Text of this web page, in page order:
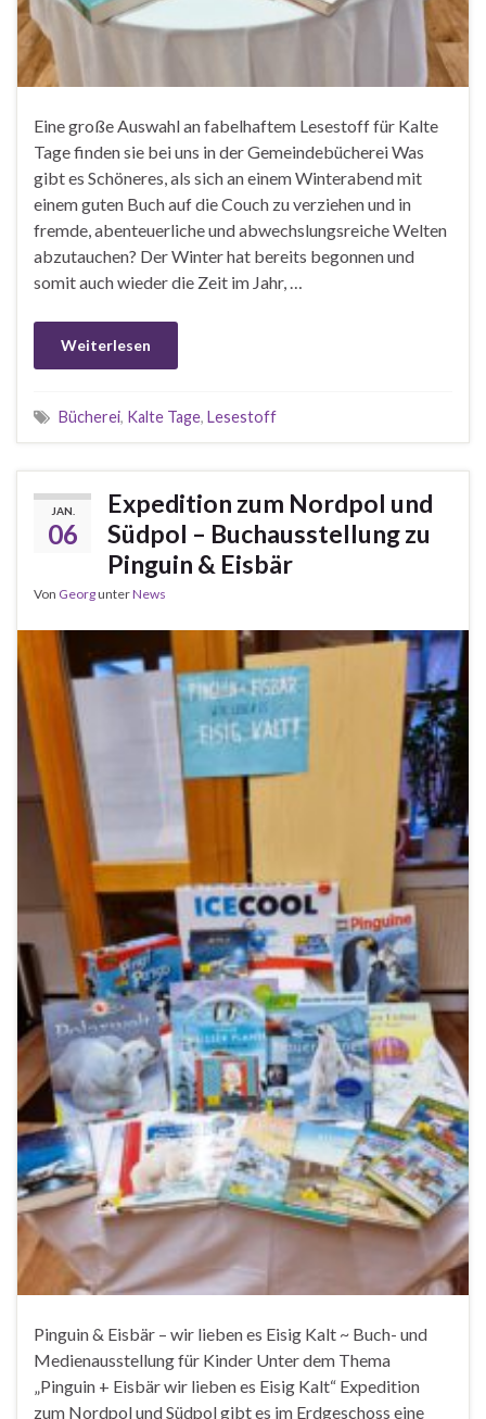
Eine große Auswahl an fabelhaftem Lesestoff für Kalte
Tage finden sie bei uns in der Gemeindebücherei Was
gibt es Schöneres, als sich an einem Winterabend mit
einem guten Buch auf die Couch zu verziehen und in
fremde, abenteuerliche und abwechslungsreiche Welten
abzutauchen? Der Winter hat bereits begonnen und
somit auch wieder die Zeit im Jahr, …
Weiterlesen
Bücherei, Kalte Tage, Lesestoff
JAN.
06
Expedition zum Nordpol und
Südpol – Buchausstellung zu
Pinguin & Eisbär
Von GeorgunterNews
Pinguin & Eisbär – wir lieben es Eisig Kalt ~ Buch- und
Medienausstellung für Kinder Unter dem Thema
„Pinguin + Eisbär wir lieben es Eisig Kalt“ Expedition
zum Nordpol und Südpol gibt es im Erdgeschoss eine